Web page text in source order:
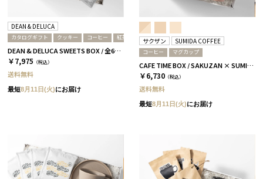
DEAN & DELUCA
カタログギフト クッキー コーヒー 紅茶
DEAN & DELUCA SWEETS BOX / 全6種［ディーン&デルーカ］ コーヒー / チャコール
￥7,975 （税込）
送料無料
最短8月11日(火)にお届け
サクザン SUMIDA COFFEE
コーヒー マグカップ
CAFE TIME BOX / SAKUZAN × SUMIDA COFFEE / グレージュ＆コーラルベージュ
￥6,730 （税込）
送料無料
最短8月11日(火)にお届け